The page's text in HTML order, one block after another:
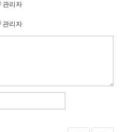
관리자
관리자